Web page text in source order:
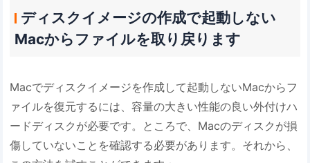
ディスクイメージの作成で起動しない
Macからファイルを取り戻ります
Macでディスクイメージを作成して起動しないMacからフ
ァイルを復元するには、容量の大きい性能の良い外付けハ
ードディスクが必要です。ところで、Macのディスクが損
傷していないことを確認する必要があります。それから、